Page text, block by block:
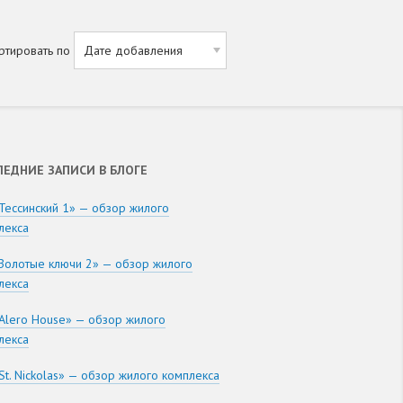
по
ЗАПИСИ В БЛОГЕ
1» — обзор жилого
ключи 2» — обзор жилого
House» — обзор жилого
Nickolas» — обзор жилого комплекса